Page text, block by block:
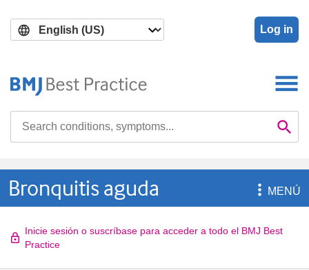
main
search
Log in

Bronquitis aguda MENÚ
Inicie sesión o suscríbase para acceder a todo el BMJ Best
Practice